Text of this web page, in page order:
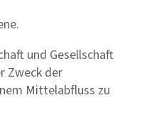
und Gesellschaft
Zweck der
Mittelabfluss zu